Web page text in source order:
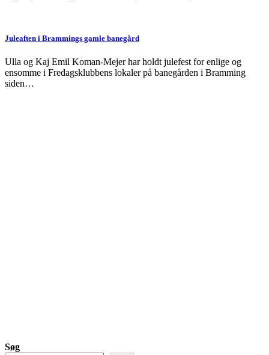
Juleaften i Brammings gamle banegård
Ulla og Kaj Emil Koman-Mejer har holdt julefest for enlige og
ensomme i Fredagsklubbens lokaler på banegården i Bramming
siden…
Søg